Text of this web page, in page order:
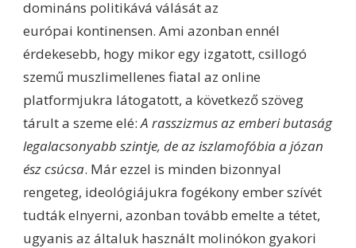
domináns politikává válását az
európai kontinensen. Ami azonban ennél
érdekesebb, hogy mikor egy izgatott, csillogó
szemű muszlimellenes fiatal az online
platformjukra látogatott, a következő szöveg
tárult a szeme elé:A rasszizmus az emberi butaság
legalacsonyabb szintje, de aziszlamofóbiaa józan
ész csúcsa. Már ezzel is minden bizonnyal
rengeteg, ideológiájukra fogékony ember szívét
tudták elnyerni, azonban tovább emelte a tétet,
ugyanis az általuk használt molinókon gyakori